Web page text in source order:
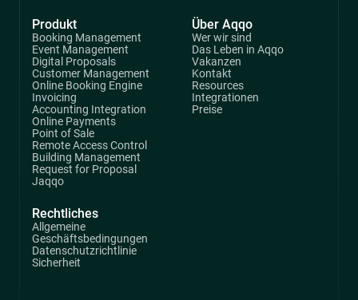
Produkt
Booking Management
Event Management
Digital Proposals
Customer Management
Online Booking Engine
Invoicing
Accounting Integration
Online Payments
Point of Sale
Remote Access Control
Building Management
Request for Proposal
Jaqqo
Über Aqqo
Wer wir sind
Das Leben in Aqqo
Vakanzen
Kontakt
Resources
Integrationen
Preise
Rechtliches
Allgemeine
Geschäftsbedingungen
Datenschutzrichtlinie
Sicherheit